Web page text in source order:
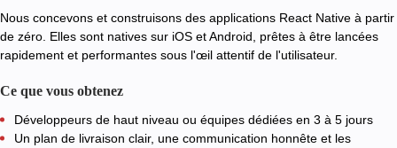
Nous concevons et construisons des applications React Native à partir
de zéro. Elles sont natives sur iOS et Android, prêtes à être lancées
rapidement et performantes sous l'œil attentif de l'utilisateur.
Ce que vous obtenez
Développeurs de haut niveau ou équipes dédiées en 3 à 5 jours
Un plan de livraison clair, une communication honnête et les